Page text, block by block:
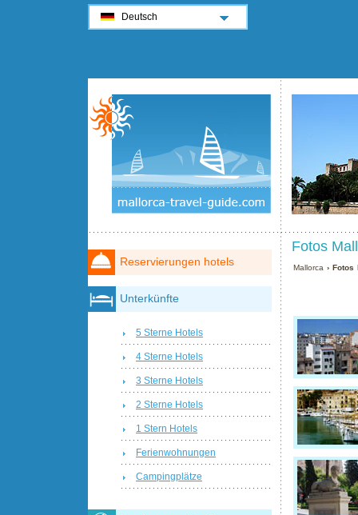
Fotos
Mallorca › Fotos
Reservierungen hotels
Unterkünfte
5 Sterne Hotels
4 Sterne Hotels
3 Sterne Hotels
2 Sterne Hotels
1 Stern Hotels
Ferienwohnungen
Campingplätze
Deutsch